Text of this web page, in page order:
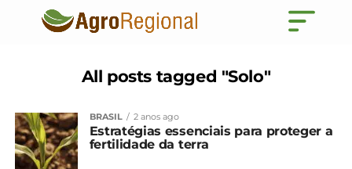
All posts tagged "Solo"
BRASIL 2 anos ago
Estratégias essenciais para proteger a
fertilidade da terra